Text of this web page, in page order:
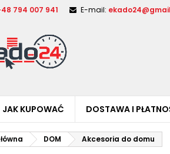
794 007 941 E-mail:
JAK KUPOWAĆ DOSTAWA I
DOM Akcesoria do domu